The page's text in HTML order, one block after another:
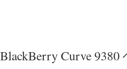
BlackBerry Curve 9380